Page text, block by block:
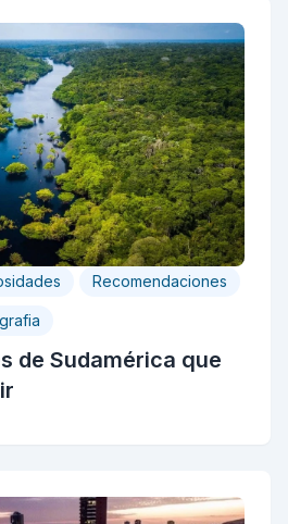
Recomendaciones
de Sudamérica que